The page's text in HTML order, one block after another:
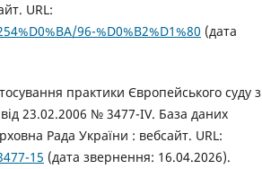
URL:
96-%D0%B2%D1%80 (дата
практики Європейського суду з
23.02.2006 № 3477-IV. База даних
Рада України : вебсайт. URL:
15 (дата звернення: 16.04.2026).